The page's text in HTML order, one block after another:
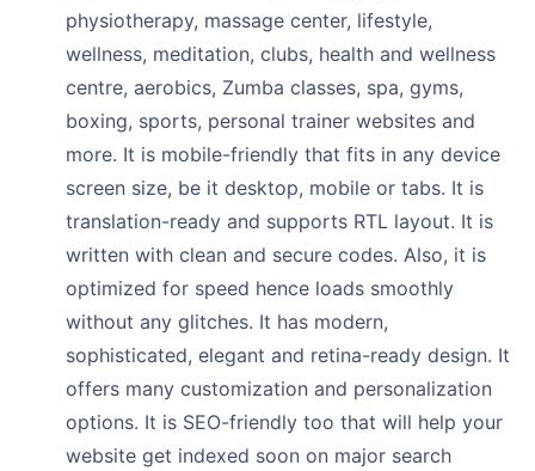
physiotherapy, massage center, lifestyle,
wellness, meditation, clubs, health and wellness
centre, aerobics, Zumba classes, spa, gyms,
boxing, sports, personal trainer websites and
more. It is mobile-friendly that fits in any device
screen size, be it desktop, mobile or tabs. It is
translation-ready and supports RTL layout. It is
written with clean and secure codes. Also, it is
optimized for speed hence loads smoothly
without any glitches. It has modern,
sophisticated, elegant and retina-ready design. It
offers many customization and personalization
options. It is SEO-friendly too that will help your
website get indexed soon on major search